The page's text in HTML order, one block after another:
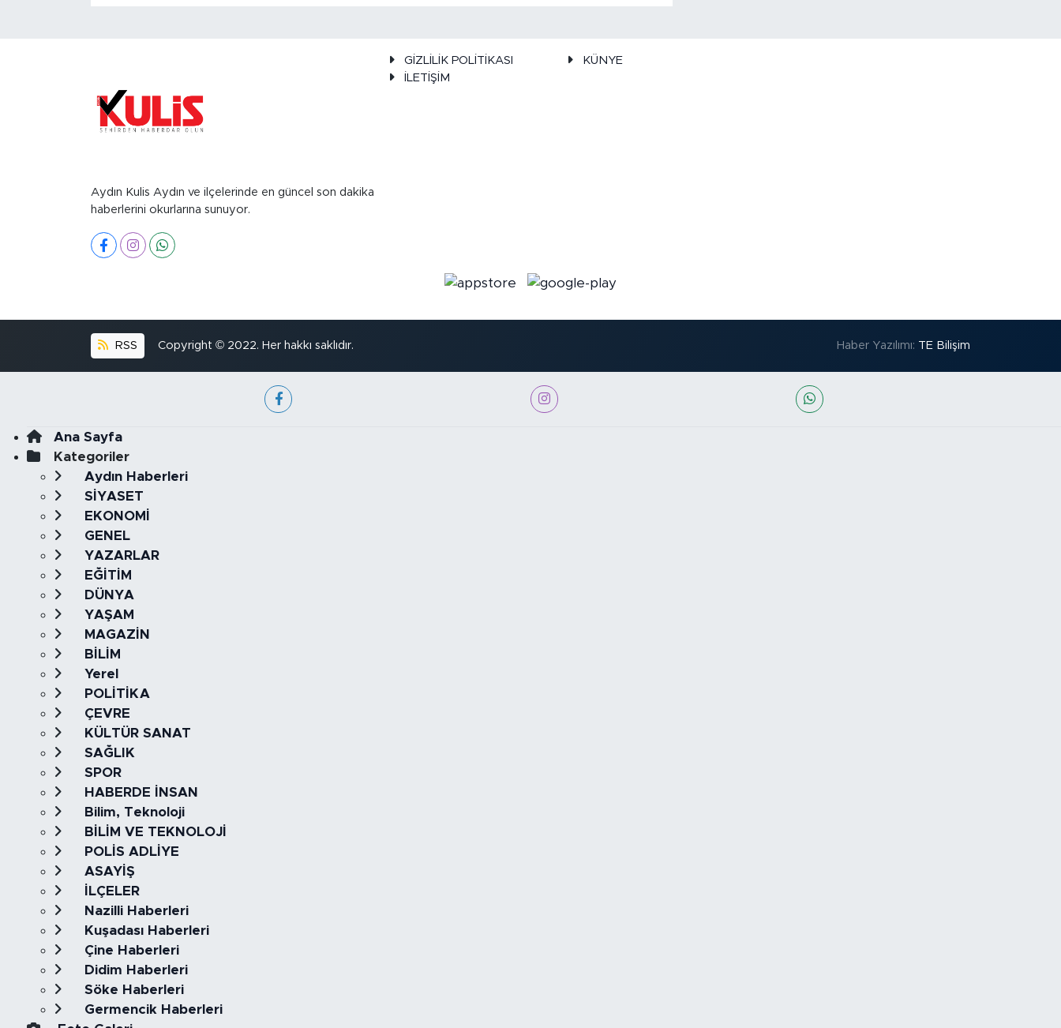
Aydın Kulis Aydın ve ilçelerinde en güncel son dakika
haberlerini okurlarına sunuyor.
GİZLİLİK POLİTİKASI
KÜNYE
İLETİŞİM
RSS Copyright © 2022. Her hakkı saklıdır. Haber Yazılımı: TE Bilişim
Ana Sayfa
Kategoriler
Aydın Haberleri
SİYASET
EKONOMİ
GENEL
YAZARLAR
EĞİTİM
DÜNYA
YAŞAM
MAGAZİN
BİLİM
Yerel
POLİTİKA
ÇEVRE
KÜLTÜR SANAT
SAĞLIK
SPOR
HABERDE İNSAN
Bilim, Teknoloji
BİLİM VE TEKNOLOJİ
POLİS ADLİYE
ASAYİŞ
İLÇELER
Nazilli Haberleri
Kuşadası Haberleri
Çine Haberleri
Didim Haberleri
Söke Haberleri
Germencik Haberleri